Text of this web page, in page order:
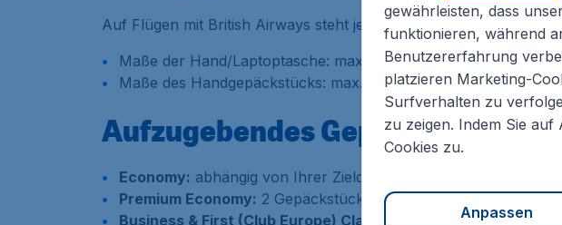
Auf Flügen mit British Airways steht jedem Fluggast ein
Maße der Hand/Laptoptasche: max. 45 x x36 x 20cm
Maße des Handgepäckstücks: max. 56 x 45 x 25cm
Aufzugebendes Gepäck
Economy: abhängig von Ihrer Zieldestination. Allgemeine
Premium Economy: 2 Gepäckstücke bis je 32kg
Business & First (Club Europe) Class:2 Gepäckstücke bis je
gewährleisten, dass
funktionieren, während
Benutzererfahrung
platzieren Marketing-
Surfverhalten zu
zu zeigen. Indem Sie auf
Cookies zu.
Anpassen